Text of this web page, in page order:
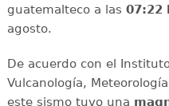
guatemalteco a las 07:22
agosto.
De acuerdo con el
Vulcanología,
este sismo tuvo una